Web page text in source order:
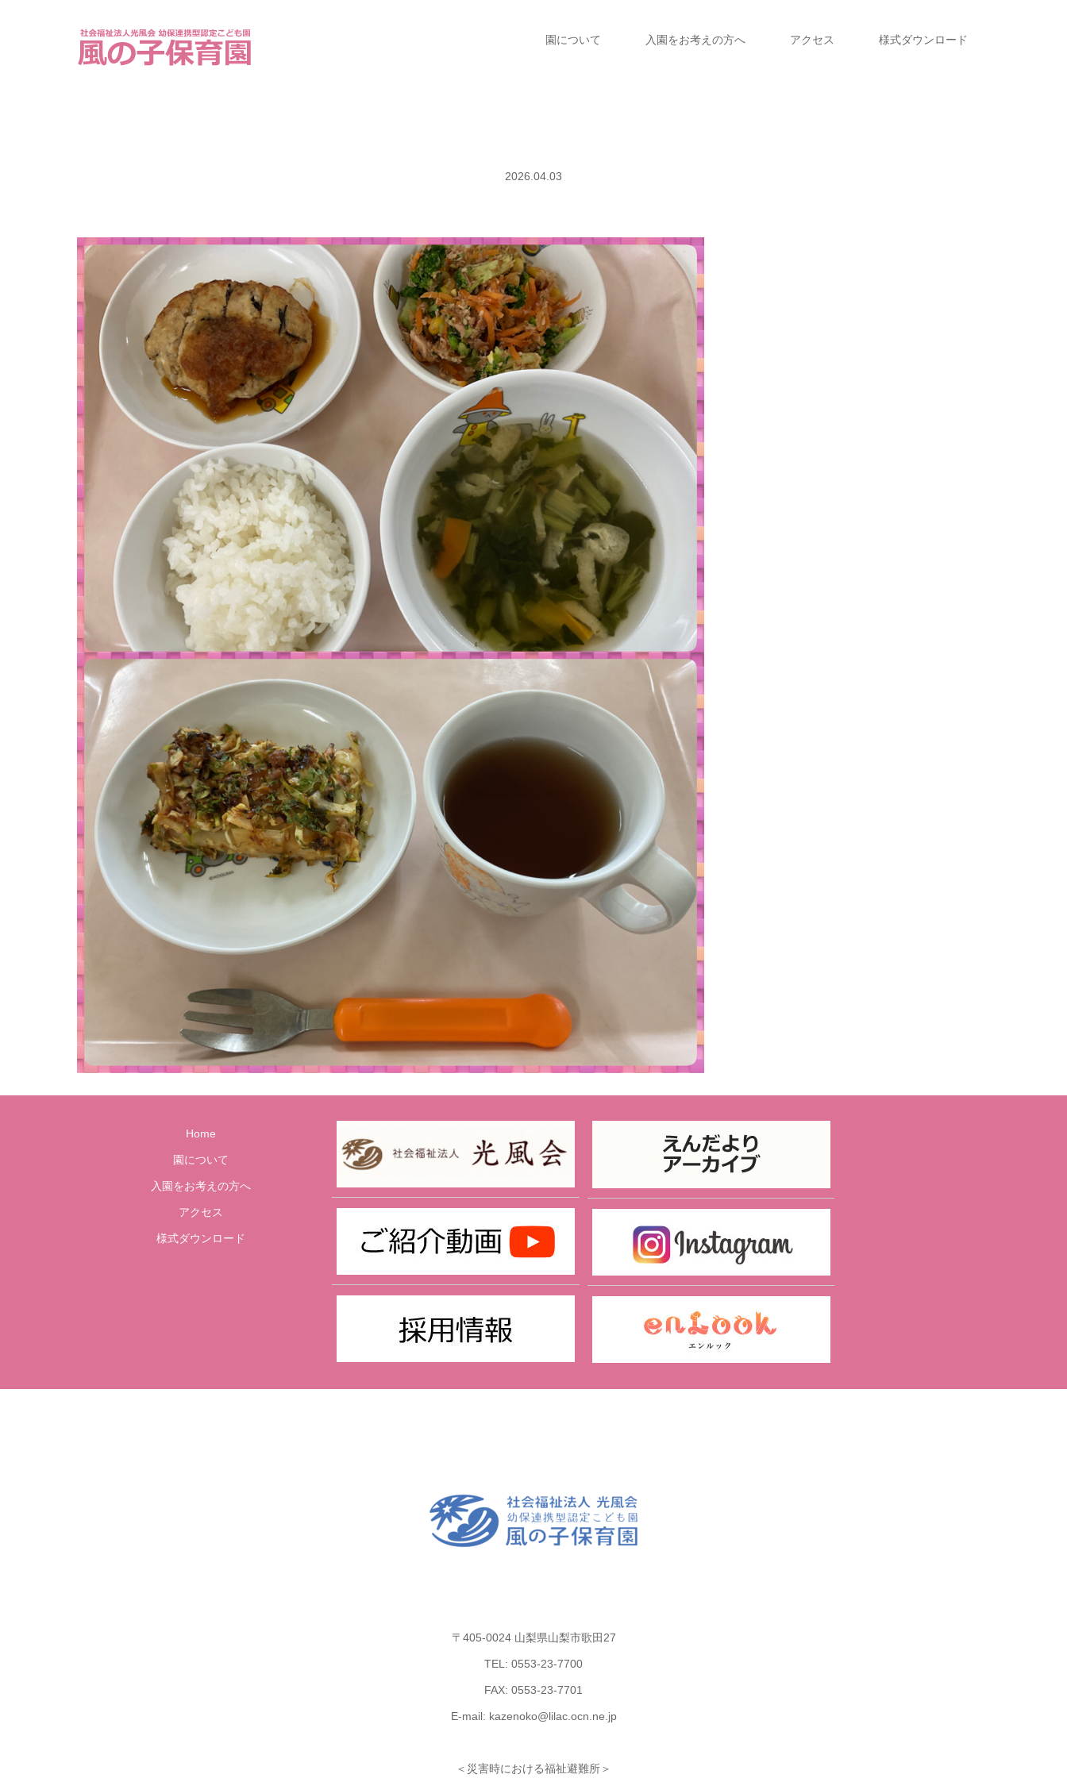
園について 入園をお考えの方へ アクセス 様式ダウンロード
2026.04.03
Home
園について
入園をお考えの方へ
アクセス
様式ダウンロード
〒405-0024 山梨県山梨市歌田27
TEL: 0553-23-7700
FAX: 0553-23-7701
E-mail: kazenoko@lilac.ocn.ne.jp
＜災害時における福祉避難所＞